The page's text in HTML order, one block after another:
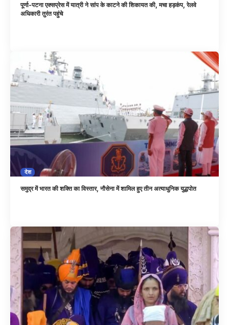
पूर्णा-पटना एक्सप्रेस में यात्री ने सांप के काटने की शिकायत की, मचा हड़कंप, रेलवे
अधिकारी तुरंत पहुंचे
देश
समुद्र में भारत की शक्ति का विस्तार, नौसेना में शामिल हुए तीन अत्याधुनिक युद्धपोत